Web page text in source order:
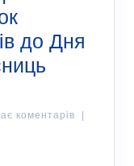
до Дня
коментарів
|